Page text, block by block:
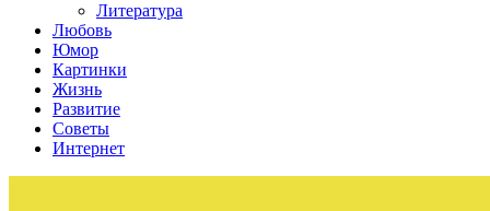
Литература
Любовь
Юмор
Картинки
Жизнь
Развитие
Советы
Интернет